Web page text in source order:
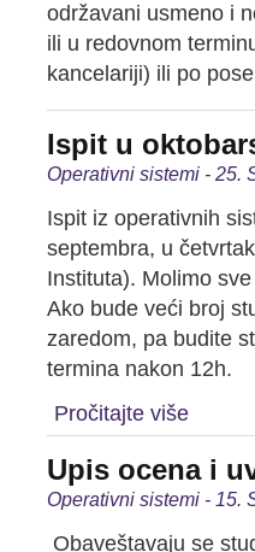
održavani usmeno i
ili u redovnom
kancelariji) ili po
Ispit u
Operativni sistemi - 25.
Ispit iz operativnih
septembra, u
Instituta). Molimo
Ako bude veći broj
zaredom, pa budite
termina nakon 12h.
Pročitajte više
Upis ocena i
Operativni sistemi - 15.
Obaveštavaju se